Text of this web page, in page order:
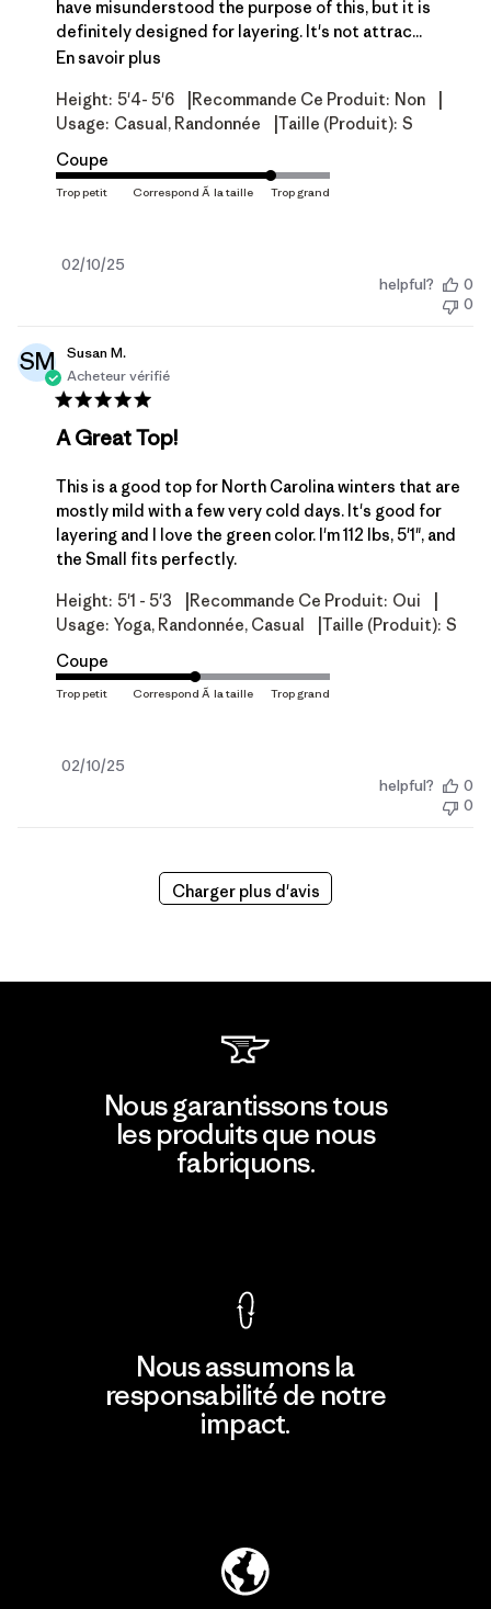
have misunderstood the purpose of this, but it is
definitely designed for layering. It's not attrac...
En savoir plus
Height: 5'4- 5'6 Recommande Ce Produit: Non
Usage: Casual, Randonnée Taille (produit): S
Coupe
Date
02/10/25
helpful?
0
0
SM
Susan M.
Acheteur vérifié
A Great Top!
This is a good top for North Carolina winters that are
mostly mild with a few very cold days. It's good for
layering and I love the green color. I'm 112 lbs, 5'1", and
the Small fits perfectly.
Height: 5'1 - 5'3 Recommande Ce Produit: Oui
Usage: Yoga, Randonnée, Casual Taille (produit): S
Coupe
Date
02/10/25
helpful?
0
0
Charger plus d'avis
Nous garantissons tous
les produits que nous
fabriquons.
Nous assumons la
responsabilité de notre
impact.